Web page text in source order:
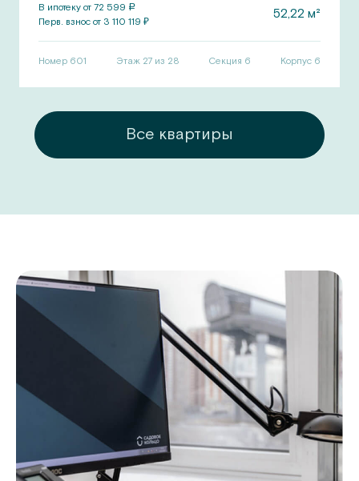
В ипотеку от 72 599 a
Перв. взнос от 3 110 119 ₽ 52,22 м²
Номер 601 Этаж 27 из 28 Секция 6 Корпус 6
Все квартиры